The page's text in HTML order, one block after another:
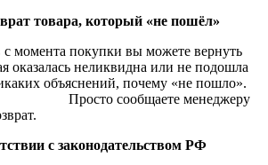
товара, который «не пошёл»
с момента покупки вы можете вернуть
оказалась неликвидна или не подошла
объяснений, почему «не пошло».
менеджеру
с законодательством РФ